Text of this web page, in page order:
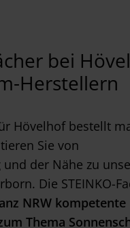
bei
Herstellern
Hövelhof bestellt
Sie von
und der Nähe zu
Die STEINKO-
NRW kompetente
Thema